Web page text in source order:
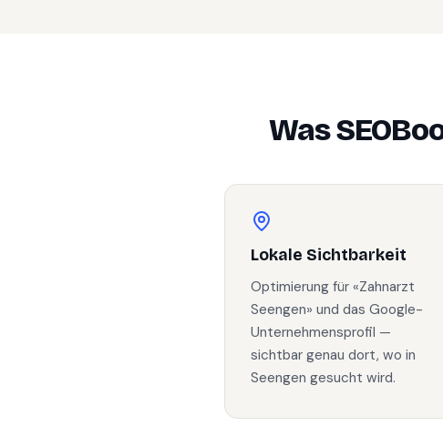
Was
Lokale Sichtbarkeit
Optimierung für «Zahnarzt
Seengen» und das Google-
Unternehmensprofil —
sichtbar genau dort, wo in
Seengen gesucht wird.